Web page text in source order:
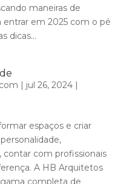
maneiras de
entrar em 2025 com o pé
dicas...
| jul 26, 2024|
espaços e criar
com profissionais
A HB Arquitetos
completa de